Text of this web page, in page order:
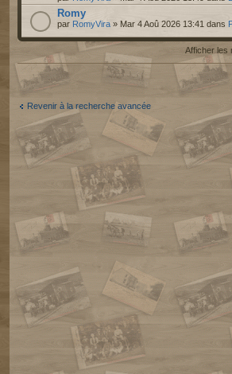
Romy
par RomyVira » Mar 4 Aoû 2026 13:41 dans
Afficher les
Revenir à la recherche avancée